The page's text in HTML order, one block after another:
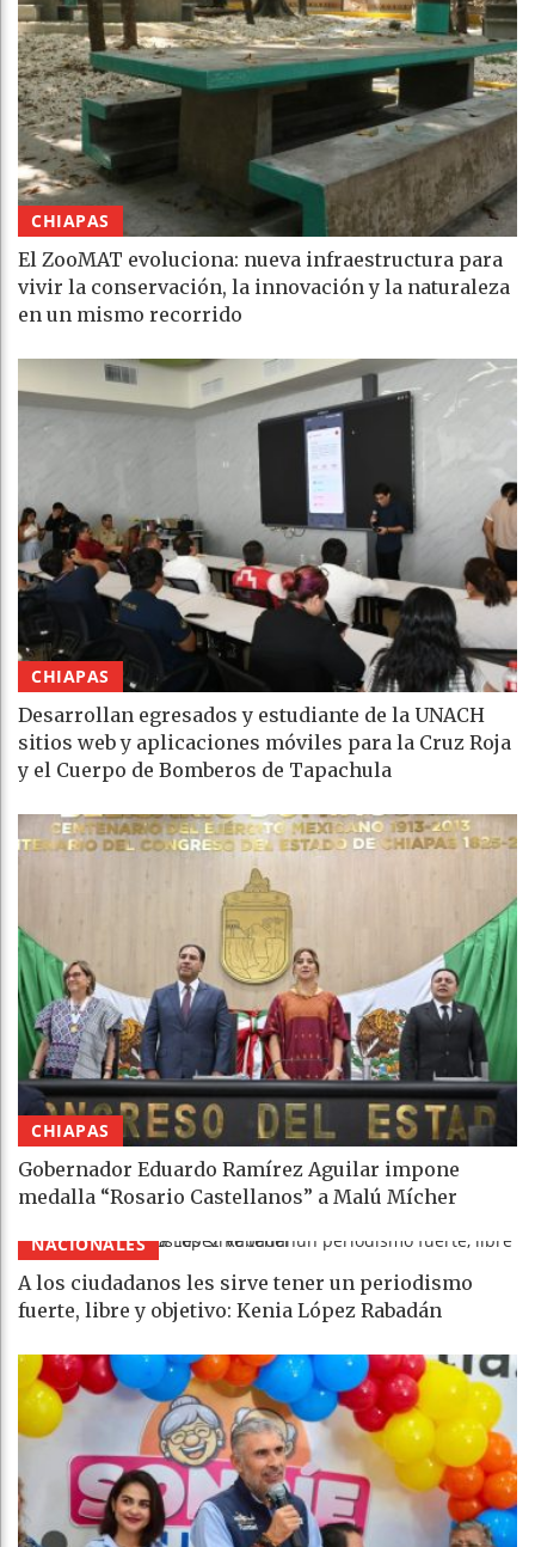
CHIAPAS
El ZooMAT evoluciona: nueva infraestructura para
vivir la conservación, la innovación y la naturaleza
en un mismo recorrido
CHIAPAS
Desarrollan egresados y estudiante de la UNACH
sitios web y aplicaciones móviles para la Cruz Roja
y el Cuerpo de Bomberos de Tapachula
CHIAPAS
Gobernador Eduardo Ramírez Aguilar impone
medalla “Rosario Castellanos” a Malú Mícher
NACIONALES
A los ciudadanos les sirve tener un periodismo
fuerte, libre y objetivo: Kenia López Rabadán